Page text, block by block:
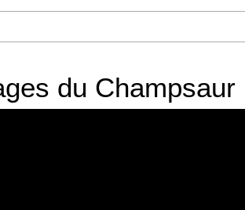
du Champsaur